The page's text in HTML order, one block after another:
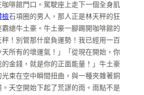
啡館門口。駕駛座上走下一個全身肌
檢石項圈的男人，那人正是林天秤的狂
總牛土豪。牛土豪一腳踢開咖啡館的
！別管那什麼負運勢！我已經用一百
所有的壞運氣！」「從現在開始，你
金錢，就是你的正面能量！」牛土豪
束在空中瞬間扭曲，與一種夾雜著銅
天空開始下起了荒謬的雨。雨點不是